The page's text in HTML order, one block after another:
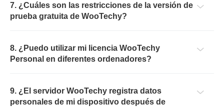
7. ¿Cuáles son las restricciones de la versión de
prueba gratuita de WooTechy?
8. ¿Puedo utilizar mi licencia WooTechy
Personal en diferentes ordenadores?
9. ¿El servidor WooTechy registra datos
personales de mi dispositivo después de